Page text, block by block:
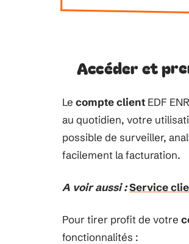
Accéder et
Le compte client EDF
au quotidien, votre
possible de surveiller,
facilement la facturation.
A voir aussi :Service
Pour tirer profit de votre
fonctionnalités :